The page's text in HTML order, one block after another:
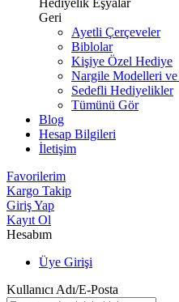
Hediyelik Eşyalar
Geri
Ayetli Çerçeveler
Biblolar
Kişiye Özel Hediye
Nargile Modelleri
Sedefli Hediyelikler
Tümünü Gör
Blog
Hesap Bilgileri
İletişim
Favorilerim
Kargo Takip
Giriş Yap
Kayıt Ol
Hesabım
Üye Girişi
Kullanıcı Adı/E-Posta